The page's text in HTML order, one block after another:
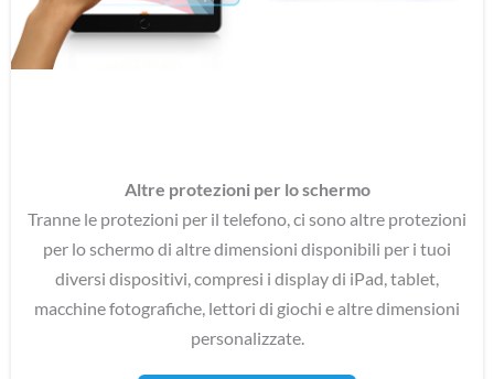
Custodia per Apple Watch
Altre protezioni per lo schermo
Tranne le protezioni per il telefono, ci sono altre protezioni
per lo schermo di altre dimensioni disponibili per i tuoi
diversi dispositivi, compresi i display di iPad, tablet,
macchine fotografiche, lettori di giochi e altre dimensioni
personalizzate.